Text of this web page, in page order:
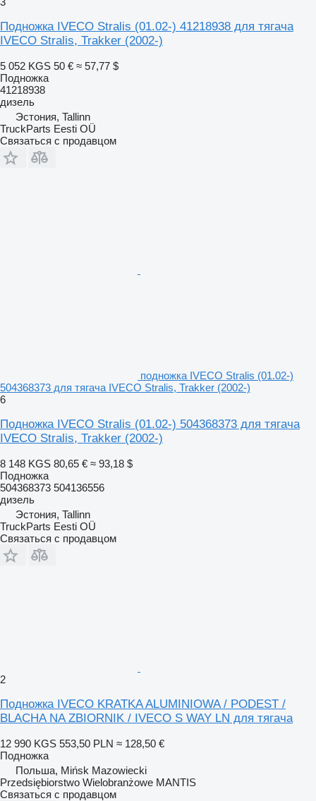
Подножка IVECO Stralis (01.02-) 41218938 для тягача
IVECO Stralis, Trakker (2002-)
5 052 KGS 50 € ≈ 57,77 $
Подножка
41218938
дизель
Эстония, Tallinn
TruckParts Eesti OÜ
Связаться с продавцом
подножка IVECO Stralis (01.02-)
504368373 для тягача IVECO Stralis, Trakker (2002-)
6
Подножка IVECO Stralis (01.02-) 504368373 для тягача
IVECO Stralis, Trakker (2002-)
8 148 KGS 80,65 € ≈ 93,18 $
Подножка
504368373 504136556
дизель
Эстония, Tallinn
TruckParts Eesti OÜ
Связаться с продавцом
2
Подножка IVECO KRATKA ALUMINIOWA / PODEST /
BLACHA NA ZBIORNIK / IVECO S WAY LN для тягача
12 990 KGS 553,50 PLN ≈ 128,50 €
Подножка
Польша, Mińsk Mazowiecki
Przedsiębiorstwo Wielobranżowe MANTIS
Связаться с продавцом